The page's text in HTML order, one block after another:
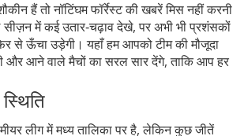
हैं तो नॉटिंघम फॉर्रेस्ट की खबरें मिस नहीं करनी
में कई उतार‑चढ़ाव देखे, पर अभी भी प्रशंसकों
से ऊँचा उड़ेगी। यहाँ हम आपको टीम की मौजूदा
और आने वाले मैचों का सरल सार देंगे, ताकि आप हर
लीग में मध्य तालिका पर है, लेकिन कुछ जीतें